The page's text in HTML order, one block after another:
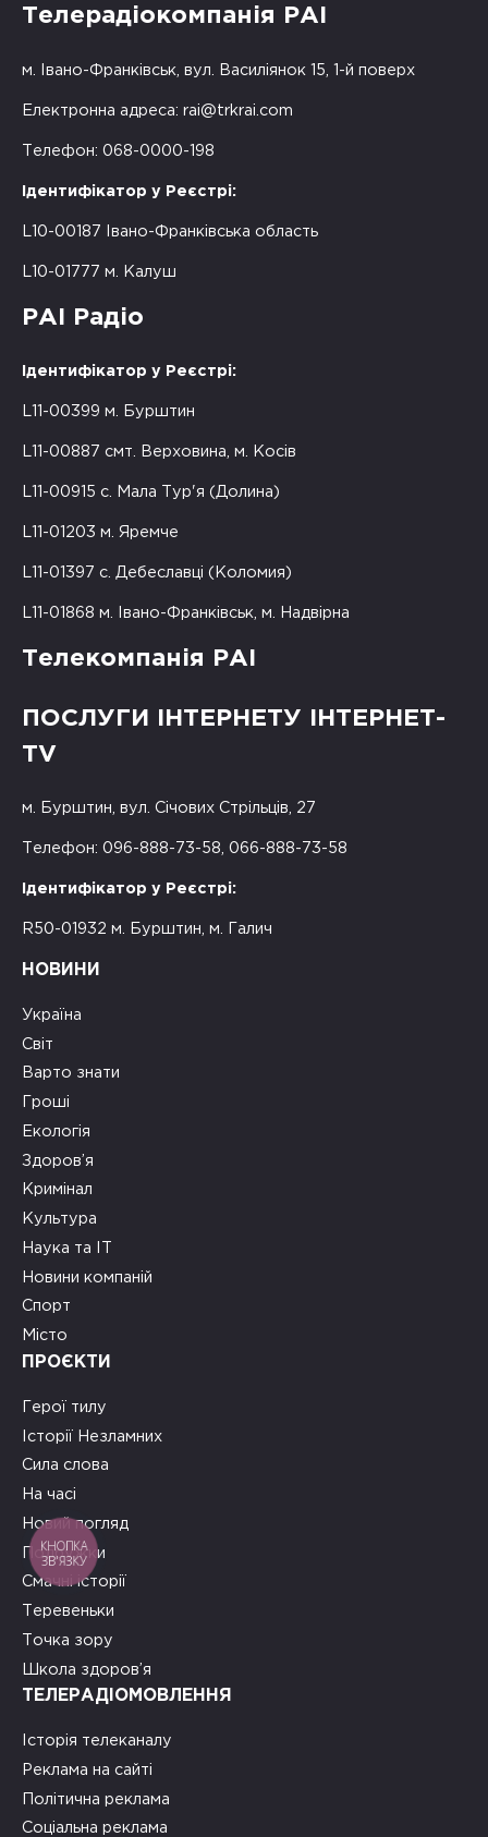
Телерадіокомпанія РАІ
м. Івано-Франківськ, вул. Василіянок 15, 1-й поверх
Електронна адреса: rai@trkrai.com
Телефон: 068-0000-198
Ідентифікатор у Реєстрі:
L10-00187 Івано-Франківська область
L10-01777 м. Калуш
РАІ Радіо
Ідентифікатор у Реєстрі:
L11-00399 м. Бурштин
L11-00887 смт. Верховина, м. Косів
L11-00915 с. Мала Тур'я (Долина)
L11-01203 м. Яремче
L11-01397 с. Дебеславці (Коломия)
L11-01868 м. Івано-Франківськ, м. Надвірна
Телекомпанія РАІ
ПОСЛУГИ ІНТЕРНЕТУ ІНТЕРНЕТ-
TV
м. Бурштин, вул. Січових Стрільців, 27
Телефон: 096-888-73-58, 066-888-73-58
Ідентифікатор у Реєстрі:
R50-01932 м. Бурштин, м. Галич
НОВИНИ
Україна
Світ
Варто знати
Гроші
Екологія
Здоров’я
Кримінал
Культура
Наука та ІТ
Новини компаній
Спорт
Місто
ПРОЄКТИ
Герої тилу
Історії Незламних
Сила слова
На часі
Новий погляд
Подружки
Смачні історії
Теревеньки
Точка зору
Школа здоров’я
ТЕЛЕРАДІОМОВЛЕННЯ
Історія телеканалу
Реклама на сайті
Політична реклама
Соціальна реклама
КНОПКА
ЗВ'ЯЗКУ